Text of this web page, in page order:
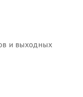
и выходных